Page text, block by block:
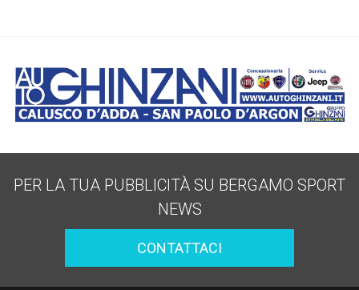
PER LA TUA PUBBLICITÀ SU BERGAMO SPORT
NEWS
CONTATTACI